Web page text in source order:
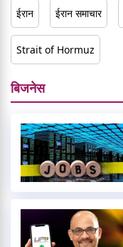
ईरान ईरान समाचार
Strait of Hormuz
बिजनेस